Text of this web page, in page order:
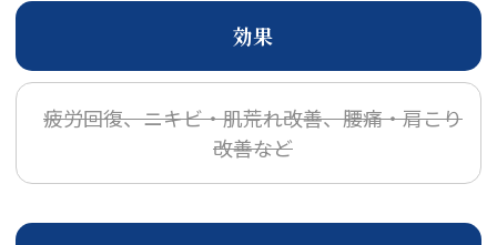
効果
疲労回復、ニキビ・肌荒れ改善、腰痛・肩こり
改善など